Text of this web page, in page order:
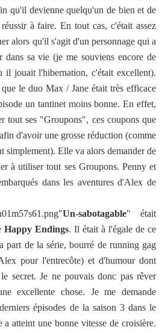
qu'il devienne quelqu'un de bien et de
à faire. En tout cas, c'était assez
alors qu'il s'agit d'un personnage qui a
dans sa vie (je me souviens encore de
il jouait l'hibernation, c'était excellent).
le duo Max / Jane était très efficace
un tantinet moins bonne. En effet,
tout ses "Groupons", ces coupons que
d'avoir une grosse réduction (comme
simplement). Elle va alors demander de
à utiliser tout ses Groupons. Penny et
dans les aventures d'Alex de
"Un-sabotagable" était
Happy Endings. Il était à l'égale de ce
part de la série, bourré de running gag
pour l'entrecôte) et d'humour dont
secret. Je ne pouvais donc pas rêver
excellente chose. Je me demande
épisodes de la saison 3 dans le
a atteint une bonne vitesse de croisière.